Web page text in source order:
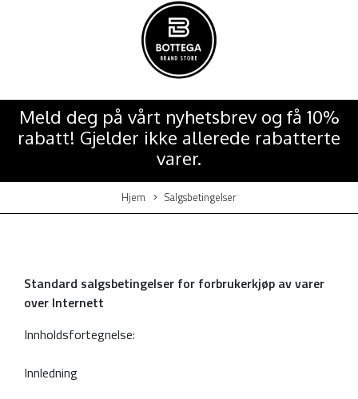
Meld deg på vårt nyhetsbrev og få 10%
rabatt! Gjelder ikke allerede rabatterte
varer.
Hjem Salgsbetingelser
Standard salgsbetingelser for forbrukerkjøp av varer
over Internett
Innholdsfortegnelse:
Innledning